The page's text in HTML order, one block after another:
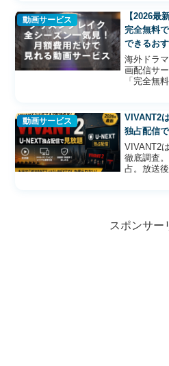
移動中に
新幹線で
動画サービス
【2026最
完全無料
できるお
較！
海外ドラ
画配信サ
「完全無
ンまで分
時間の暇
動画サービス
VIVANT2
独占配信
VIVANT2
徹底調査
占。放送
スポンサー